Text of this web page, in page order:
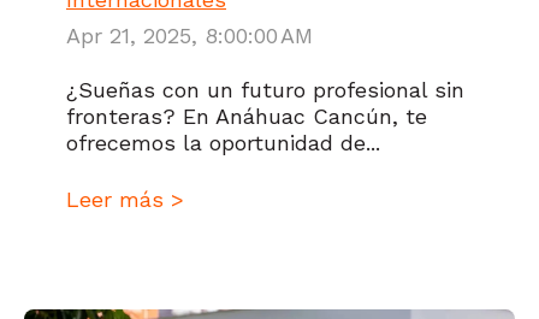
Apr 21, 2025, 8:00:00 AM
¿Sueñas con un futuro profesional sin
fronteras? En Anáhuac Cancún, te
ofrecemos la oportunidad de...
Leer más >